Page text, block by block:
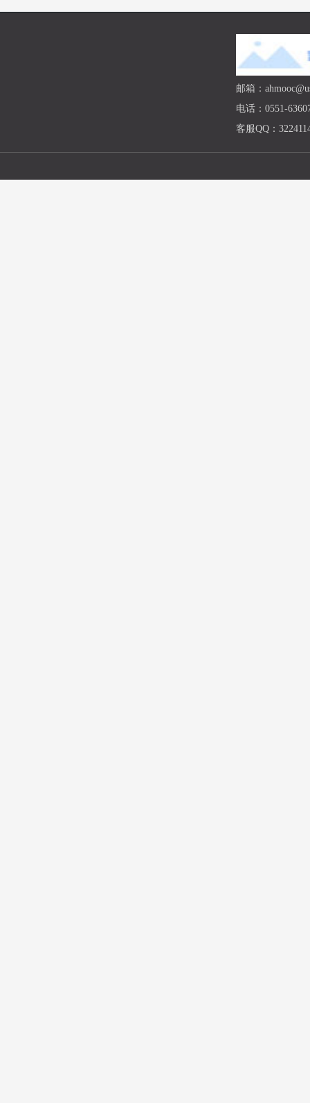
邮箱：
电话：0551-
客服QQ：